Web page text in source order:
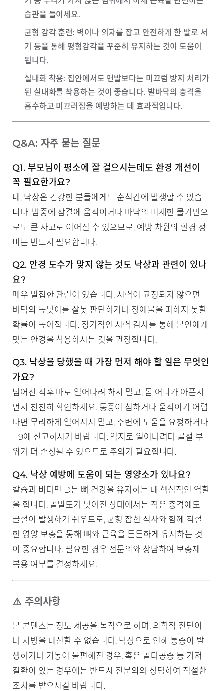
습관을 들이세요.
균형 감각 훈련: 벽이나 의자를 잡고 안전하게 한 발로 서
기 등을 통해 평형감각을 꾸준히 유지하는 것이 도움이
됩니다.
실내화 착용: 집안에서도 맨발보다는 미끄럼 방지 처리가
된 실내화를 착용하는 것이 좋습니다. 발바닥의 충격을
흡수하고 미끄러짐을 예방하는 데 효과적입니다.
Q&A: 자주 묻는 질문
Q1. 부모님이 평소에 잘 걸으시는데도 환경 개선이
꼭 필요한가요?
네, 낙상은 건강한 분들에게도 순식간에 발생할 수 있습
니다. 밤중에 잠결에 움직이거나 바닥의 미세한 물기만으
로도 큰 사고로 이어질 수 있으므로, 예방 차원의 환경 정
비는 반드시 필요합니다.
Q2. 안경 도수가 맞지 않는 것도 낙상과 관련이 있나
요?
매우 밀접한 관련이 있습니다. 시력이 교정되지 않으면
바닥의 높낮이를 잘못 판단하거나 장애물을 피하지 못할
확률이 높아집니다. 정기적인 시력 검사를 통해 본인에게
맞는 안경을 착용하시는 것을 권장합니다.
Q3. 낙상을 당했을 때 가장 먼저 해야 할 일은 무엇인
가요?
넘어진 직후 바로 일어나려 하지 말고, 몸 어디가 아픈지
먼저 천천히 확인하세요. 통증이 심하거나 움직이기 어렵
다면 무리하게 일어서지 말고, 주변에 도움을 요청하거나
119에 신고하시기 바랍니다. 억지로 일어나려다 골절 부
위가 더 손상될 수 있으므로 주의가 필요합니다.
Q4. 낙상 예방에 도움이 되는 영양소가 있나요?
칼슘과 비타민 D는 뼈 건강을 유지하는 데 핵심적인 역할
을 합니다. 골밀도가 낮아진 상태에서는 작은 충격에도
골절이 발생하기 쉬우므로, 균형 잡힌 식사와 함께 적절
한 영양 보충을 통해 뼈와 근육을 튼튼하게 유지하는 것
이 중요합니다. 필요한 경우 전문의와 상담하여 보충제
복용 여부를 결정하세요.
⚠️ 주의사항
본 콘텐츠는 정보 제공을 목적으로 하며, 의학적 진단이
나 처방을 대신할 수 없습니다. 낙상으로 인해 통증이 발
생하거나 거동이 불편해진 경우, 혹은 골다공증 등 기저
질환이 있는 경우에는 반드시 전문의와 상담하여 적절한
조치를 받으시길 바랍니다.